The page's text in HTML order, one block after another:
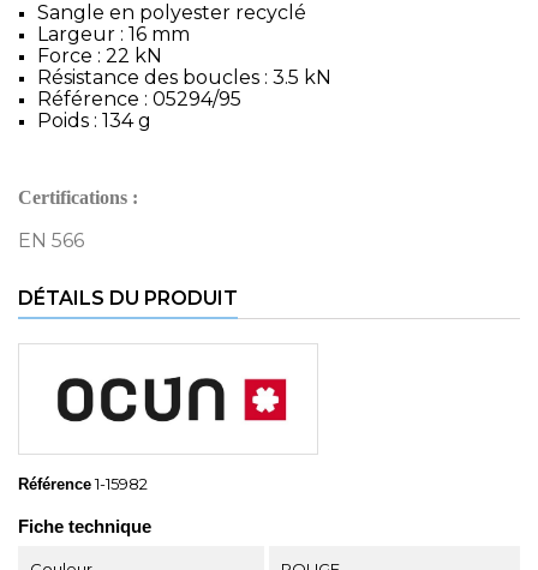
Sangle en polyester recyclé
Largeur : 16 mm
Force : 22 kN
Résistance des boucles : 3.5 kN
Référence : 05294/95
Poids : 134 g
Certifications :
EN 566
DÉTAILS DU PRODUIT
Référence 1-15982
Fiche technique